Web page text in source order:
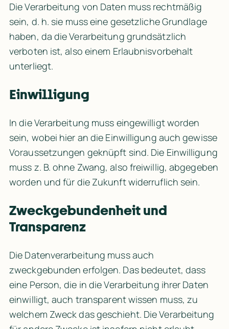
Die Verarbeitung von Daten muss rechtmäßig
sein, d. h. sie muss eine gesetzliche Grundlage
haben, da die Verarbeitung grundsätzlich
verboten ist, also einem Erlaubnisvorbehalt
unterliegt.
Einwilligung
In die Verarbeitung muss eingewilligt worden
sein, wobei hier an die Einwilligung auch gewisse
Voraussetzungen geknüpft sind. Die Einwilligung
muss z. B. ohne Zwang, also freiwillig, abgegeben
worden und für die Zukunft widerruflich sein.
Zweckgebundenheit und
Transparenz
Die Datenverarbeitung muss auch
zweckgebunden erfolgen. Das bedeutet, dass
eine Person, die in die Verarbeitung ihrer Daten
einwilligt, auch transparent wissen muss, zu
welchem Zweck das geschieht. Die Verarbeitung